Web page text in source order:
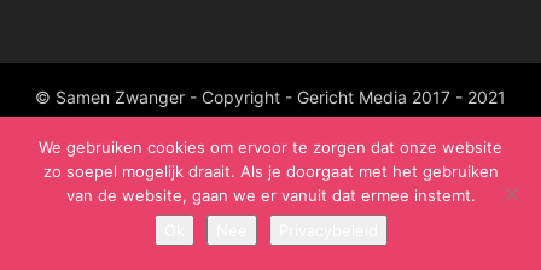
© Samen Zwanger - Copyright - Gericht Media 2017 - 2021
We gebruiken cookies om ervoor te zorgen dat onze website
zo soepel mogelijk draait. Als je doorgaat met het gebruiken
van de website, gaan we er vanuit dat ermee instemt.